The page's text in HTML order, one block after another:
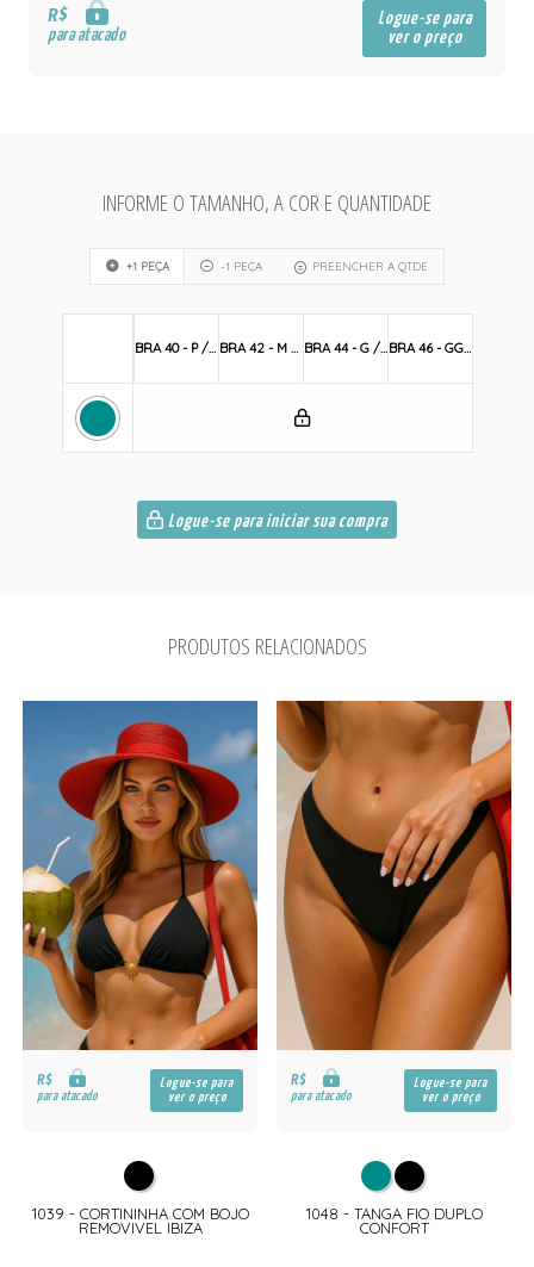
R$
para atacado
Logue-se para
ver o preço
INFORME O TAMANHO, A COR E QUANTIDADE
+1 PEÇA -1 PEÇA PREENCHER A QTDE
BRA 40 - P / S BRA 42 - M / M BRA 44 - G / L BRA 46 - GG / XL
Logue-se para iniciar sua compra
PRODUTOS RELACIONADOS
R$
para atacado
Logue-se para
ver o preço
1039 - CORTININHA COM BOJO
REMOVIVEL IBIZA
R$
para atacado
Logue-se para
ver o preço
1048 - TANGA FIO DUPLO
CONFORT